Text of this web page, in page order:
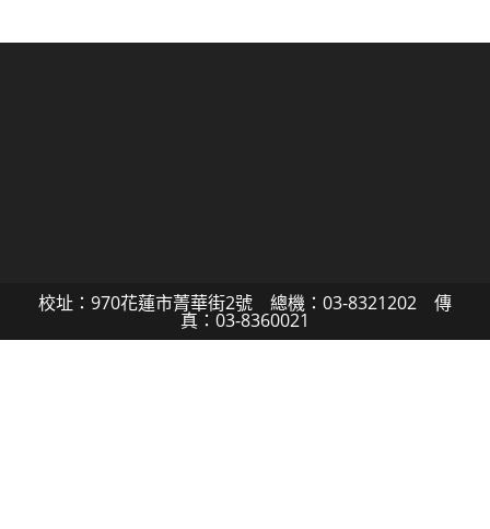
校址：970花蓮市菁華街2號 總機：03-8321202 傳
真：03-8360021